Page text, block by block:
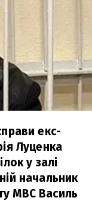
екс-
Луценка
у залі
начальник
МВС Василь